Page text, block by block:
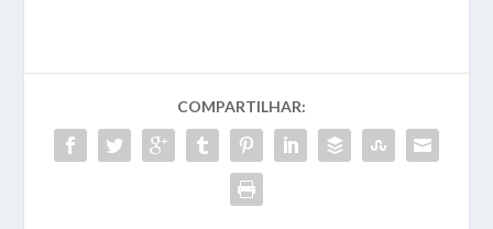
COMPARTILHAR: